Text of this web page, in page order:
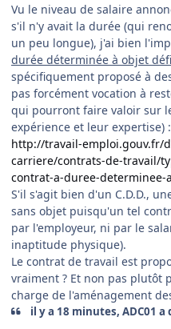
Vu le niveau de salaire
s'il n'y avait la durée (qui
un peu longue), j'ai bien
durée déterminée à objet
spécifiquement proposé à
pas forcément vocation à
qui pourront faire valoir sur
expérience et leur expertise) :
http://travail-emploi.gouv.fr/
carriere/contrats-de-travail/
contrat-a-duree-determinee-
S'il s'agit bien d'un C.D.D.,
sans objet puisqu'un tel
par l'employeur, ni par le
inaptitude physique).
Le contrat de travail est
vraiment ? Et non pas plutôt
charge de l'aménagement
il y a 18 minutes, ADC01 a